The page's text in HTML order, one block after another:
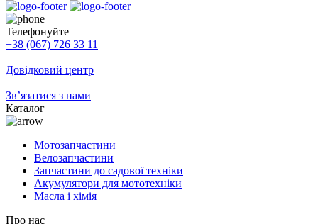
Телефонуйте
+38 (067) 726 33 11
Довідковий центр
Зв’язатися з нами
Каталог
Мотозапчастини
Велозапчастини
Запчастини до садової техніки
Акумулятори для мототехніки
Масла і хімія
Про нас